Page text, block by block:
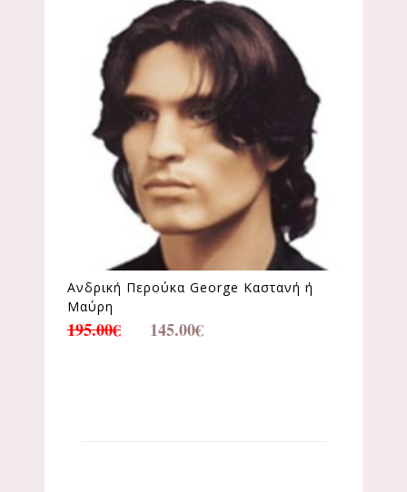
Ανδρική Περούκα George Καστανή ή
Μαύρη
195.00€ 145.00€